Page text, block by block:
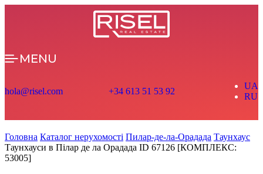
MENU
hola@risel.com +34 613 51 53 92
UA
RU
Головна Каталог нерухомості Пилар-де-ла-Орадада Таунхаус
Таунхауси в Пілар де ла Орадада ID 67126 [КОМПЛЕКС:
53005]